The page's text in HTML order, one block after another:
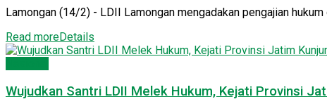
Lamongan (14/2) - LDII Lamongan mengadakan pengajian
Read moreDetails
Wujudkan Santri LDII Melek Hukum, Kejati Provinsi